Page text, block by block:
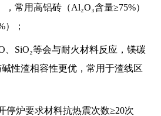
，常用高铝砖（Al₂O₃含量≥75%）
）；
、SiO₂等会与耐火材料反应，镁碳
性渣相容性更优，常用于渣线区
停炉要求材料抗热震次数≥20次